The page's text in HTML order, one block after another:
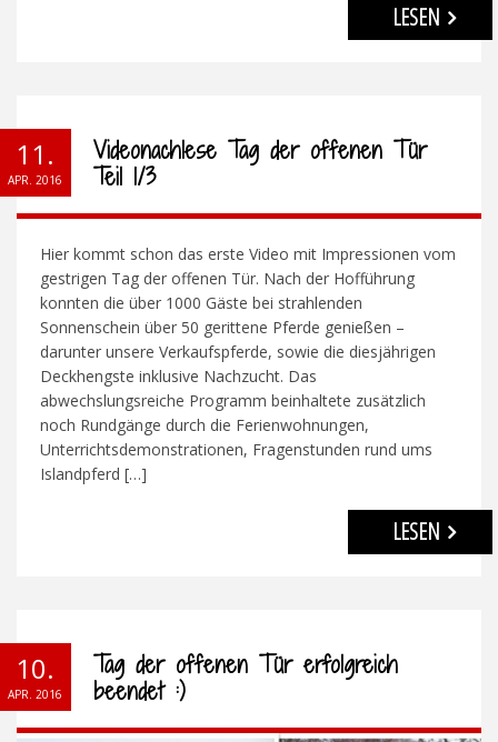
LESEN
11.
APR. 2016
Videonachlese Tag der offenen Tür
Teil 1/3
Hier kommt schon das erste Video mit Impressionen vom
gestrigen Tag der offenen Tür. Nach der Hofführung
konnten die über 1000 Gäste bei strahlenden
Sonnenschein über 50 gerittene Pferde genießen –
darunter unsere Verkaufspferde, sowie die diesjährigen
Deckhengste inklusive Nachzucht. Das
abwechslungsreiche Programm beinhaltete zusätzlich
noch Rundgänge durch die Ferienwohnungen,
Unterrichtsdemonstrationen, Fragenstunden rund ums
Islandpferd […]
LESEN
10.
APR. 2016
Tag der offenen Tür erfolgreich
beendet :)